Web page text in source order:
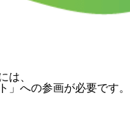
は、
」への参画が必要です。